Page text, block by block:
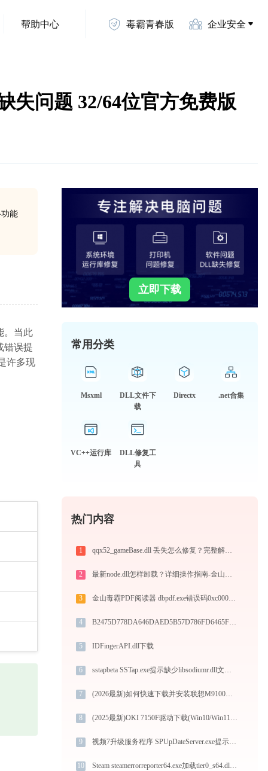
帮助中心 毒霸青春版 企业安全
失问题 32/64位官方免费版
能
。当此
错误提
许多现
立即下载
常用分类
Msxml
DLL文件下
载
Directx .net合集
VC++运行库
DLL修复工
具
热门内容
1 qqx52_gameBase.dll 丢失怎么修复？完整解决方案
2 最新node.dll怎样卸载？详细操作指南-金山毒霸
3 金山毒霸PDF阅读器 dbpdf.exe错误码0xc0000008处理办法
4 B2475D778DA646DAED5B57D786FD6465F9D80CA0.dll下载
5 IDFingerAPI.dll下载
6 sstapbeta SSTap.exe提示缺少libsodiumr.dll文件的解决办法
7 (2026最新)如何快速下载并安装联想M9100打印机驱动：详细步骤解析
8 (2025最新)OKI 7150F驱动下载(Win10/Win11)及图文安装教程
9 视频7升级服务程序 SPUpDateServer.exe提示缺少libgethdsign.dll文件的解决办法
10 Steam steamerrorreporter64.exe加载tier0_s64.dll文件丢失处理办法